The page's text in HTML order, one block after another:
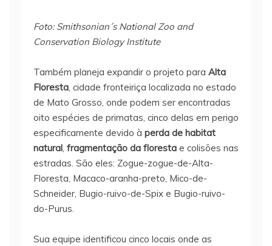
Foto: Smithsonian´s National Zoo and
Conservation Biology Institute
Também planeja expandir o projeto para Alta
Floresta, cidade fronteiriça localizada no estado
de Mato Grosso, onde podem ser encontradas
oito espécies de primatas, cinco delas em perigo
especificamente devido à perda de habitat
natural, fragmentação da floresta e colisões nas
estradas. São eles: Zogue-zogue-de-Alta-
Floresta, Macaco-aranha-preto, Mico-de-
Schneider, Bugio-ruivo-de-Spix e Bugio-ruivo-
do-Purus.
Sua equipe identificou cinco locais onde as